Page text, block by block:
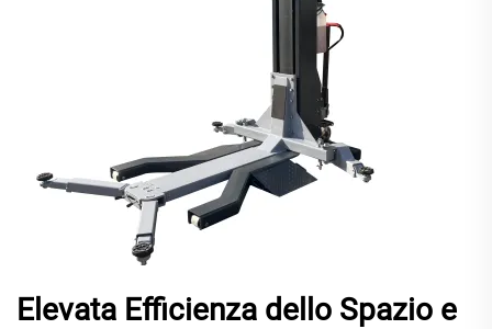
Elevata Efficienza dello Spazio e